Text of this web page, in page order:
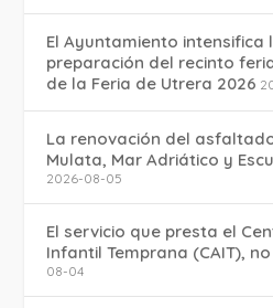
El Ayuntamiento
preparación del recinto
de la Feria de Utrera 2026
La renovación del
Mulata, Mar Adriático y
2026-08-05
El servicio que presta el
Infantil Temprana (CAIT),
08-04